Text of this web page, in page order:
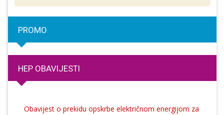
PROMO
HEP OBAVIJESTI
Obavijest o prekidu opskrbe električnom energijom za